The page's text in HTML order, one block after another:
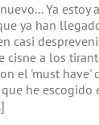
Ya estoy
ya han
casi
cisne a los
el 'must have'
he escogido